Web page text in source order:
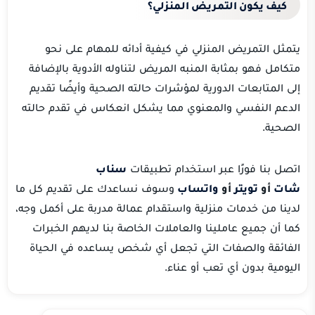
كيف يكون التمريض المنزلي؟
يتمثل التمريض المنزلي في كيفية أدائه للمهام على نحو
متكامل فهو بمثابة المنبه المريض لتناوله الأدوية بالإضافة
إلى المتابعات الدورية لمؤشرات حالته الصحية وأيضًا تقديم
الدعم النفسي والمعنوي مما يشكل انعكاس في تقدم حالته
الصحية.
اتصل بنا فورًا عبر استخدام تطبيقات سناب
شات أو تويتر أو واتساب وسوف نساعدك على تقديم كل ما
لدينا من خدمات منزلية واستقدام عمالة مدربة على أكمل وجه،
كما أن جميع عاملينا والعاملات الخاصة بنا لديهم الخبرات
الفائقة والصفات التي تجعل أي شخص يساعده في الحياة
اليومية بدون أي تعب أو عناء.